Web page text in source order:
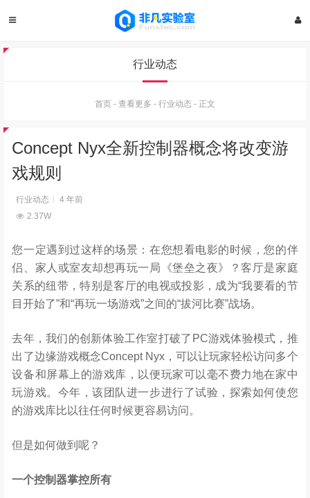
行业动态
首页 - 查看更多 - 行业动态 - 正文
Concept Nyx全新控制器概念将改变游
戏规则
行业动态
4 年前
2.37W
您一定遇到过这样的场景：在您想看电影的时候，您的伴
侣、家人或室友却想再玩一局《堡垒之夜》？客厅是家庭
关系的纽带，特别是客厅的电视或投影，成为“我要看的节
目开始了”和“再玩一场游戏”之间的“拔河比赛”战场。
去年，我们的创新体验工作室打破了PC游戏体验模式，推
出了边缘游戏概念Concept Nyx，可以让玩家轻松访问多个
设备和屏幕上的游戏库，以便玩家可以毫不费力地在家中
玩游戏。今年，该团队进一步进行了试验，探索如何使您
的游戏库比以往任何时候更容易访问。
但是如何做到呢？
一个控制器掌控所有